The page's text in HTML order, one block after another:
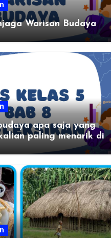
Warisan Budaya
apa saja yang
paling menarik di